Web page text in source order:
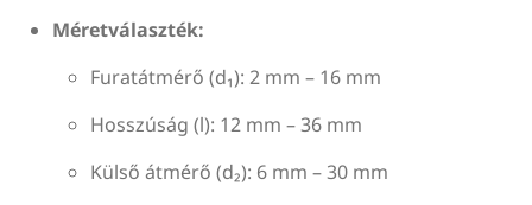
Méretválaszték:
Furatátmérő (d₁): 2 mm – 16 mm
Hosszúság (l): 12 mm – 36 mm
Külső átmérő (d₂): 6 mm – 30 mm